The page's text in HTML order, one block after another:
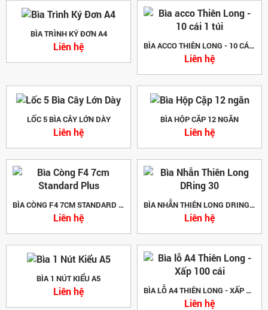
BÌA TRÌNH KÝ ĐƠN A4
Liên hệ BÌA ACCO THIÊN LONG - 10 CÁI 1 TÚI
Liên hệ
LỐC 5 BÌA CÂY LỚN DÀY
Liên hệ
BÌA HỘP CẶP 12 NGĂN
Liên hệ
BÌA CÒNG F4 7CM STANDARD PLUS
Liên hệ
BÌA NHẪN THIÊN LONG DRING 30
Liên hệ
BÌA 1 NÚT KIỂU A5
Liên hệ BÌA LỖ A4 THIÊN LONG - XẤP 100 CÁI
Liên hệ